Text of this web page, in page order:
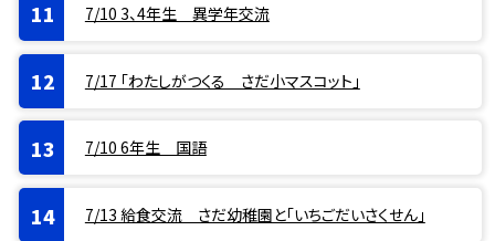
7/10 3、4年生 異学年交流
7/17 「わたしがつくる さだ小マスコット」
7/10 6年生 国語
7/13 給食交流 さだ幼稚園と「いちごだいさくせん」